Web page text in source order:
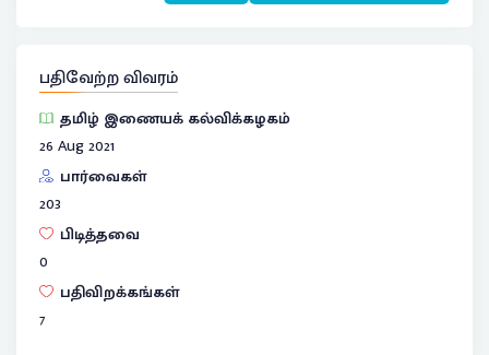
பதிவேற்ற விவரம்
தமிழ் இணையக் கல்விக்கழகம்
26 Aug 2021
பார்வைகள்
203
பிடித்தவை
0
பதிவிறக்கங்கள்
7